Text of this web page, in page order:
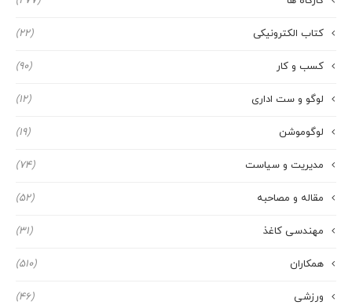
کتاب الکترونیکی (22)
کسب و کار (90)
لوگو و ست اداری (12)
لوگوموشن (19)
مدیریت و سیاست (74)
مقاله و مصاحبه (52)
مهندسی کاغذ (31)
همکاران (510)
ورزشی (46)